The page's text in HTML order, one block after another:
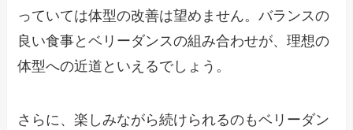
っていては体型の改善は望めません。バランスの
良い食事とベリーダンスの組み合わせが、理想の
体型への近道といえるでしょう。
さらに、楽しみながら続けられるのもベリーダン